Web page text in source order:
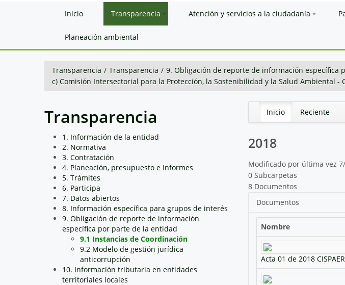
Inicio Transparencia Atención y servicios a la ciudadanía
Planeación ambiental
Transparencia / Transparencia / 9. Obligación de reporte de información específica
c) Comisión Intersectorial para la Protección, la Sostenibilidad y la Salud Ambiental -
Transparencia
1. Información de la entidad
2. Normativa
3. Contratación
4. Planeación, presupuesto e Informes
5. Trámites
6. Participa
7. Datos abiertos
8. Información específica para grupos de interés
9. Obligación de reporte de información
específica por parte de la entidad
9.1 Instancias de Coordinación
9.2 Modelo de gestión jurídica
anticorrupción
10. Información tributaria en entidades
territoriales locales
Inicio Reciente
2018
Modificado por última vez
0 Subcarpetas
8 Documentos
Documentos
Nombre
Acta 01 de 2018